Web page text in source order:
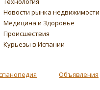
Новости рынка недвижимости
Медицина и Здоровье
Происшествия
Курьезы в Испании
Объявления